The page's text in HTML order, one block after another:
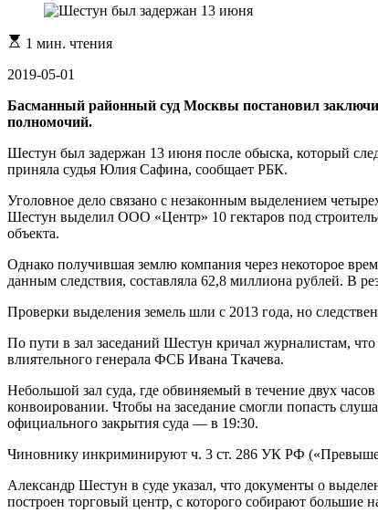
Расчетное
чтения
1 мин. чтения
2019-05-01
Басманный районный суд Москвы постановил
полномочий.
Шестун был задержан 13 июня после обыска, который
приняла судья Юлия Сафина, сообщает РБК.
Уголовное дело связано с незаконным выделением
Шестун выделил ООО «Центр» 10 гектаров под
объекта.
Однако получившая землю компания через некоторое
данным следствия, составляла 62,8 миллиона рублей. В
Проверки выделения земель шли с 2013 года, но
По пути в зал заседаний Шестун кричал журналистам,
влиятельного генерала ФСБ Ивана Ткачева.
Небольшой зал суда, где обвиняемый в течение двух
конвоировании. Чтобы на заседание смогли попасть
официального закрытия суда — в 19:30.
Чиновнику инкриминируют ч. 3 ст. 286 УК РФ
Александр Шестун в суде указал, что документы о
построен торговый центр, с которого собирают большие